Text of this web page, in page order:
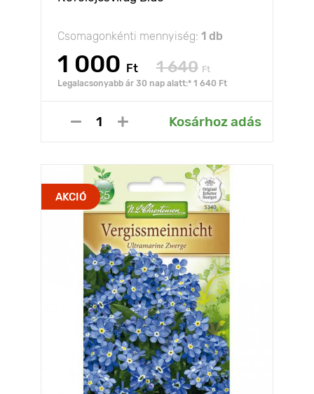
Csomagonkénti mennyiség: 1 db
1 000 Ft 1 640 Ft
Legalacsonyabb ár 30 nap alatt:* 1 640 Ft
Kosárhoz adás
AKCIÓ